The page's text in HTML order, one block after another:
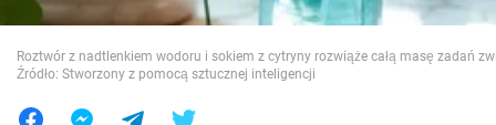
Jedzenie
Roztwór z nadtlenkiem wodoru i sokiem z cytryny rozwiąże całą masę zadań
Źródło: Stworzony z pomocą sztucznej inteligencji